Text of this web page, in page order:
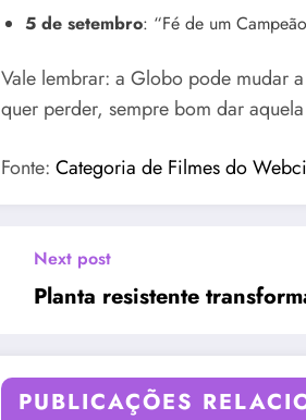
5 de setembro: “Fé de um
Vale lembrar: a Globo pode mudar
quer perder, sempre bom dar
Fonte:Categoria de Filmes do
Next post
Planta resistente
PUBLICAÇÕES